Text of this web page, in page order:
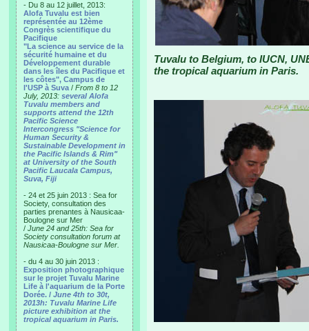
- Du 8 au 12 juillet, 2013:
Alofa Tuvalu est bien
représentée au 12ème
Congrès scientifique du
Pacifique
"La science au service de la
sécurité humaine et du
Développement durable
dans les îles du Pacifique et
les côtes", Campus de
l'USP à Suva / From 8 to 12
July, 2013: several Alofa
Tuvalu members and
supports attend the 12th
Pacific Science
Intercongress "Science for
Human Security &
Sustainable Development in
the Pacific Islands & Rim"
at University of the South
Pacific Laucala Campus,
Suva, Fiji
- 24 et 25 juin 2013 : Sea for
Society, consultation des
parties prenantes à Nausicaa-
Boulogne sur Mer
/ June 24 and 25th: Sea for
Society consultation forum at
Nausicaa-Boulogne sur Mer.
- du 4 au 30 juin 2013 :
Exposition photographique
sur le projet Tuvalu Marine
Life à l'aquarium de la Porte
Dorée. / June 4th to 30t,
2013h: Tuvalu Marine Life
picture exhibition at the
tropical aquarium in Paris.
Tuvalu to Belgium, to IUCN,
the tropical aquarium in Paris.